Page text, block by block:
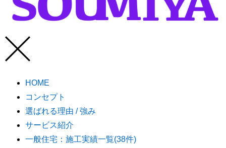
HOME
コンセプト
選ばれる理由 / 強み
サービス紹介
一般住宅：施工実績一覧(38件)